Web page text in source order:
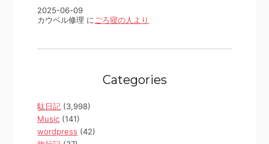
2025-06-09
カウベル修理 に ごろ寝の人より
Categories
駄日記 (3,998)
Music (141)
wordpress (42)